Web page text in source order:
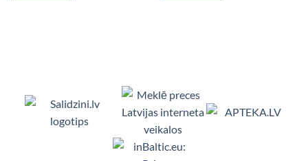
Viedpulksteņi, Makita, Ceļojumu